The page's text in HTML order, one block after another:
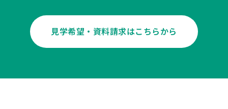
見学希望・資料請求はこちらから